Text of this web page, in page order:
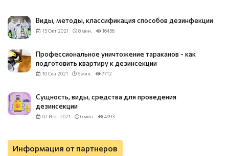
Виды, методы, классификация способов дезинфекции
15 Окт 2021 8 мин. 16456
Профессиональное уничтожение тараканов - как
подготовить квартиру к дезинсекции
10 Сен 2021 6 мин. 7712
Сущность, виды, средства для проведения
дезинсекции
07 Июл 2021 6 мин. 4993
Информация от партнеров